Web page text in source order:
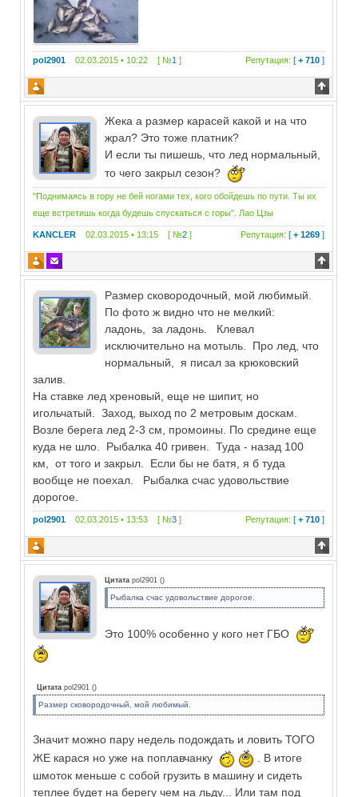
pol2901 02.03.2015 • 10:22 [ №1 ] Репутация: [+ 710 ]
Жека а размер карасей какой и на что
жрал? Это тоже платник?
И если ты пишешь, что лед нормальный,
то чего закрыл сезон?
"Поднимаясь в гору не бей ногами тех, кого обойдешь по пути. Ты их
еще встретишь когда будешь спускаться с горы". Лао Цзы
KANCLER 02.03.2015 • 13:15 [ №2 ] Репутация: [+ 1269 ]
Размер сковородочный, мой любимый.
По фото ж видно что не мелкий:
ладонь, за ладонь. Клевал
исключительно на мотыль. Про лед, что
нормальный, я писал за крюковский
залив.
На ставке лед хреновый, еще не шипит, но
игольчатый. Заход, выход по 2 метровым доскам.
Возле берега лед 2-3 см, промоины. По средине еще
куда не шло. Рыбалка 40 гривен. Туда - назад 100
км, от того и закрыл. Если бы не батя, я б туда
вообще не поехал. Рыбалка счас удовольствие
дорогое.
pol2901 02.03.2015 • 13:53 [ №3 ] Репутация: [+ 710 ]
Цитата pol2901 ()
Рыбалка счас удовольствие дорогое.
Это 100% особенно у кого нет ГБО
Цитата pol2901 ()
Размер сковородочный, мой любимый.
Значит можно пару недель подождать и ловить ТОГО
ЖЕ карася но уже на поплавчанку
. В итоге
шмоток меньше с собой грузить в машину и сидеть
теплее будет на берегу чем на льду... Или там под